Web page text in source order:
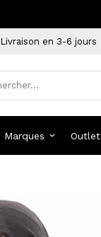
Livraison en 3-6 jours
Marques Outlet